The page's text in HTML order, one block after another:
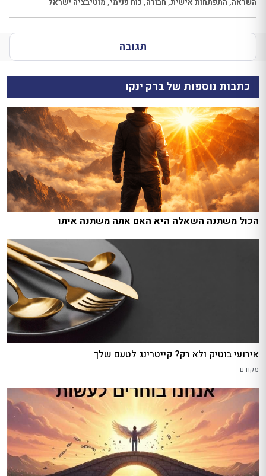
תגובה
כתבות נוספות של ברק ינקו
הכול משתנה השאלה היא האם אתה משתנה איתו
אירועי בוטיק ולא רק? קייטרינג לטעם שלך
מקודם